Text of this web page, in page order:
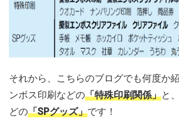
それから、こちらのブログでも何度か
ンボス印刷などの「特殊印刷関係」と
どの「SPグッズ」です！